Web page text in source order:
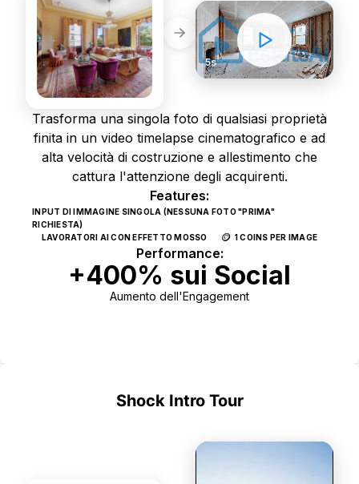
5s
Trasforma una singola foto di qualsiasi proprietà
finita in un video timelapse cinematografico e ad
alta velocità di costruzione e allestimento che
cattura l'attenzione degli acquirenti.
Features:
INPUT DI IMMAGINE SINGOLA (NESSUNA FOTO "PRIMA"
RICHIESTA)
LAVORATORI AI CON EFFETTO MOSSO
🪙 1 COINS PER IMAGE
Performance:
+400% sui Social
Aumento dell'Engagement
Shock Intro Tour